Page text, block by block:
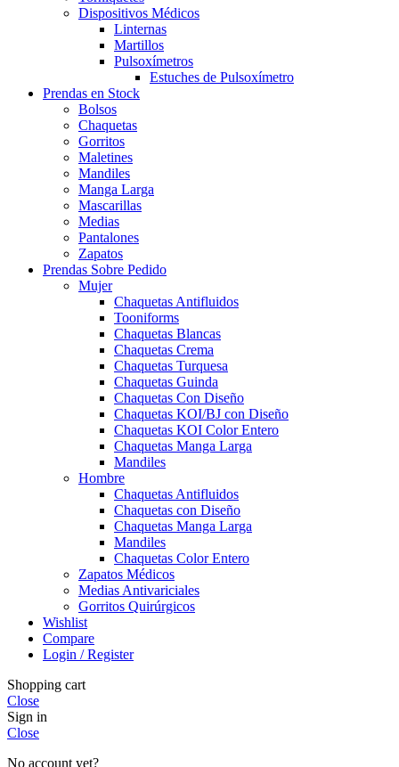
Dispositivos Médicos
Linternas
Martillos
Pulsoxímetros
Estuches de Pulsoxímetro
Prendas en Stock
Bolsos
Chaquetas
Gorritos
Maletines
Mandiles
Manga Larga
Mascarillas
Medias
Pantalones
Zapatos
Prendas Sobre Pedido
Mujer
Chaquetas Antifluidos
Tooniforms
Chaquetas Blancas
Chaquetas Crema
Chaquetas Turquesa
Chaquetas Guinda
Chaquetas Con Diseño
Chaquetas KOI/BJ con Diseño
Chaquetas KOI Color Entero
Chaquetas Manga Larga
Mandiles
Hombre
Chaquetas Antifluidos
Chaquetas con Diseño
Chaquetas Manga Larga
Mandiles
Chaquetas Color Entero
Zapatos Médicos
Medias Antivariciales
Gorritos Quirúrgicos
Wishlist
Compare
Login / Register
Shopping cart
Close
Sign in
Close
No account yet?